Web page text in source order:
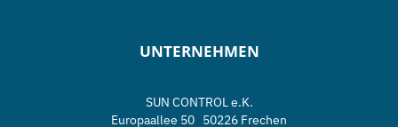
UNTERNEHMEN
SUN CONTROL e.K.
Europaallee 50 50226 Frechen